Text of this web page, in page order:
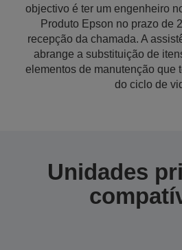
objectivo é ter um engenheiro
Produto Epson no prazo de
recepção da chamada. A
abrange a substituição de
elementos de manutenção que
do ciclo de
Unidades